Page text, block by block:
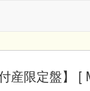
産限定盤】 [